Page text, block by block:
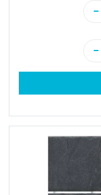
−
−